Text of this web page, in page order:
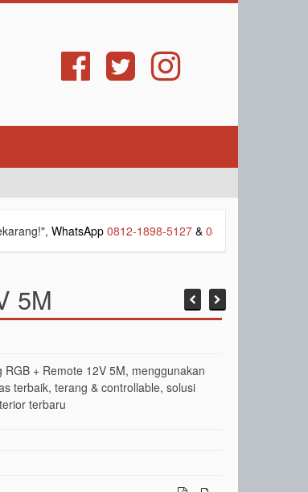
WhatsApp0812-1898-5127&0812-1025-8877
5M
RGB + Remote 12V 5M, menggunakan
terbaik, terang & controllable, solusi
terbaru